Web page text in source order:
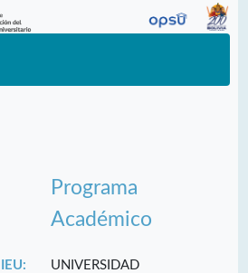
Programa
Académico
IEU:
UNIVERSIDAD